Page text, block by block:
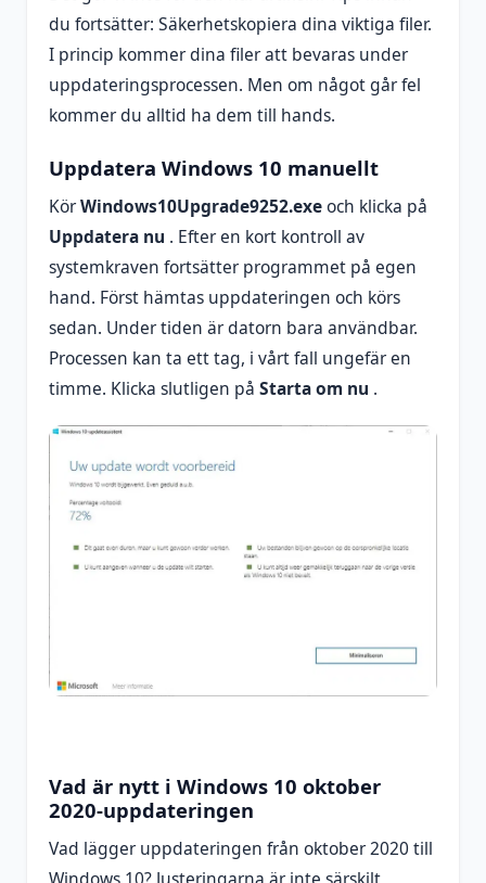
du fortsätter: Säkerhetskopiera dina viktiga filer.
I princip kommer dina filer att bevaras under
uppdateringsprocessen. Men om något går fel
kommer du alltid ha dem till hands.
Uppdatera Windows 10 manuellt
KörWindows10Upgrade9252.exeoch klicka på
Uppdatera nu . Efter en kort kontroll av
systemkraven fortsätter programmet på egen
hand. Först hämtas uppdateringen och körs
sedan. Under tiden är datorn bara användbar.
Processen kan ta ett tag, i vårt fall ungefär en
timme. Klicka slutligen på Starta om nu .
Vad är nytt i Windows 10 oktober
2020-uppdateringen
Vad lägger uppdateringen från oktober 2020 till